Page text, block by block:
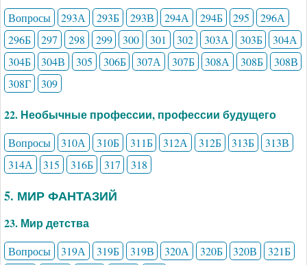
Вопросы 293А 293Б 293В 294А 294Б 295
296А
296Б
297 298 299 300 301 302 303А 303Б
304А
304Б
304В 305 306Б 307А 307Б 308А 308Б
308В
308Г
309
22. Необычные профессии, профессии будущего
Вопросы 310А 310Б 311Б 312А 312Б 313Б
313В
314А
315 316Б 317 318
5. МИР ФАНТАЗИЙ
23. Мир детства
Вопросы 319А 319Б 319В 320А 320Б 320В
321Б